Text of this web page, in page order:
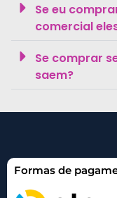
Se eu
comercial
Se comprar
saem?
Formas de